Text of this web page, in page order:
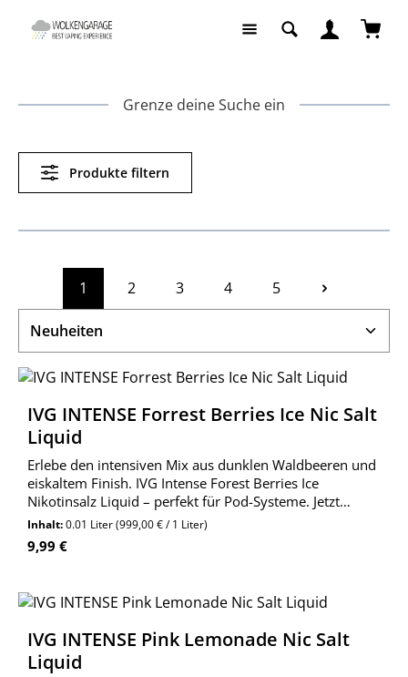
Zum Hauptinhalt springen
Grenze deine Suche ein
Produkte filtern
Seite
1 Seite
2 Seite
3 Seite
4 Seite
5
IVG INTENSE Forrest Berries Ice Nic Salt
Liquid
Erlebe den intensiven Mix aus dunklen Waldbeeren und
eiskaltem Finish. IVG Intense Forest Berries Ice
Nikotinsalz Liquid – perfekt für Pod-Systeme. Jetzt
bestellen!
Inhalt:0.01 Liter(999,00 € / 1 Liter)
Regulärer Preis:
9,99 €
IVG INTENSE Pink Lemonade Nic Salt
Liquid